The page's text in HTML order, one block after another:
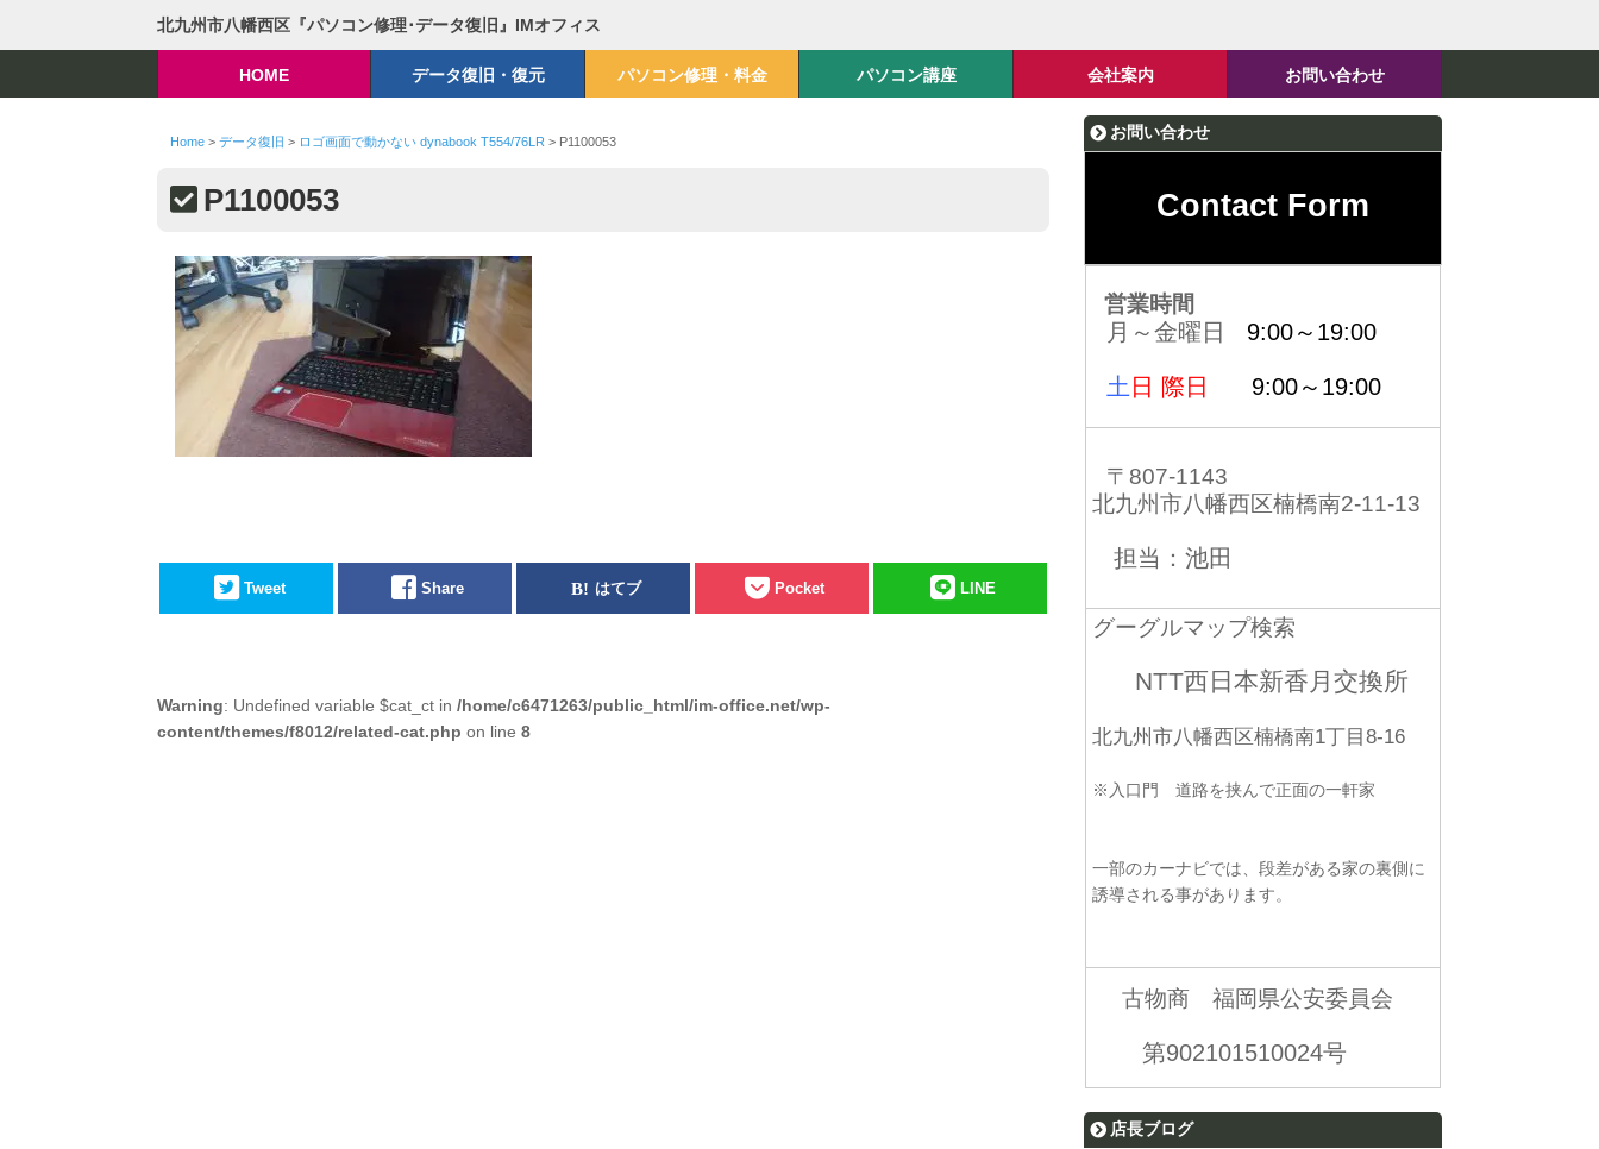
北九州市八幡西区『パソコン修理･データ復旧』IMオフィス
HOME データ復旧・復元 パソコン修理・料金 パソコン講座 会社案内 お問い合わせ
Home> データ復旧 > ロゴ画面で動かない dynabook T554/76LR > P1100053
P1100053
Tweet Share はてブ Pocket LINE
Warning: Undefined variable $cat_ct in /home/c6471263/public_html/im-office.net/wp-
content/themes/f8012/related-cat.php on line 8
お問い合わせ
Contact Form
営業時間
月～金曜日 9:00～19:00
土 日 際日 9:00～19:00
〒807-1143
北九州市八幡西区楠橋南2-11-13
担当：池田
グーグルマップ検索
NTT西日本新香月交換所
北九州市八幡西区楠橋南1丁目8-16
※入口門 道路を挟んで正面の一軒家
一部のカーナビでは、段差がある家の裏側に
誘導される事があります。
古物商 福岡県公安委員会
第902101510024号
店長ブログ